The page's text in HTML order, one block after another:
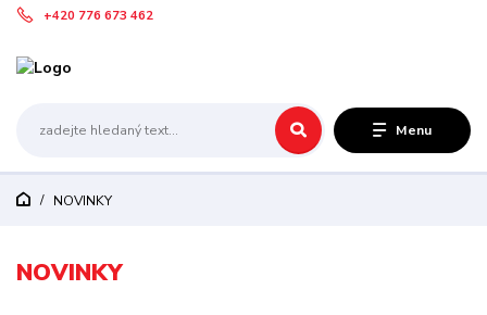
Menu
+420 776 673 462
NOVINKY
NOVINKY